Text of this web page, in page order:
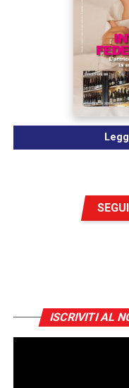
ISCRIVITI AL